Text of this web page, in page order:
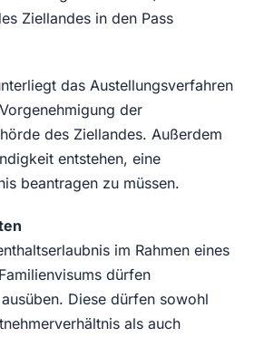
Ziellandes in den Pass
das Austellungsverfahren
der
des Ziellandes. Außerdem
entstehen, eine
beantragen zu müssen.
im Rahmen eines
dürfen
Diese dürfen sowohl
als auch